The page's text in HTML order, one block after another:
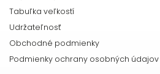
Tabuľka veľkostí
Udržateľnosť
Obchodné podmienky
Podmienky ochrany osobných údajov